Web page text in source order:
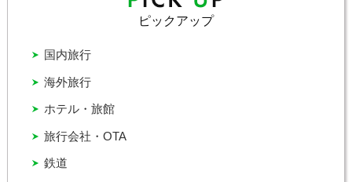
ピックアップ
ホテル・旅館
国内旅行
旅行会社・OTA
海外旅行
鉄道